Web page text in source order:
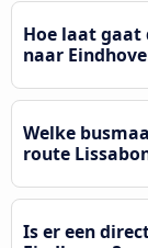
Hoe laat gaat
naar
Welke
route
Is er een